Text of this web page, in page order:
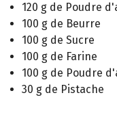
120 g de Poudre
100 g de Beurre
100 g de Sucre
100 g de Farine
100 g de Poudre
30 g de Pistache